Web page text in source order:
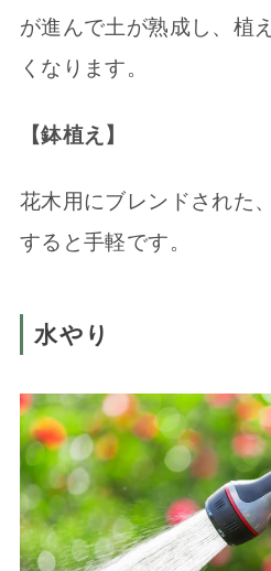
が進んで土が熟成し、植
くなります。
【鉢植え】
花木用にブレンドされた
すると手軽です。
水やり